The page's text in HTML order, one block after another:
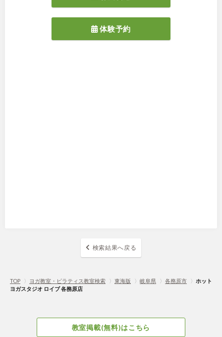
体験予約
検索結果へ戻る
TOP 〉 ヨガ教室・ピラティス教室検索 〉 東海版 〉 岐阜県 〉 各務原市 〉 ホット
ヨガスタジオ ロイブ 各務原店
教室掲載(無料)はこちら